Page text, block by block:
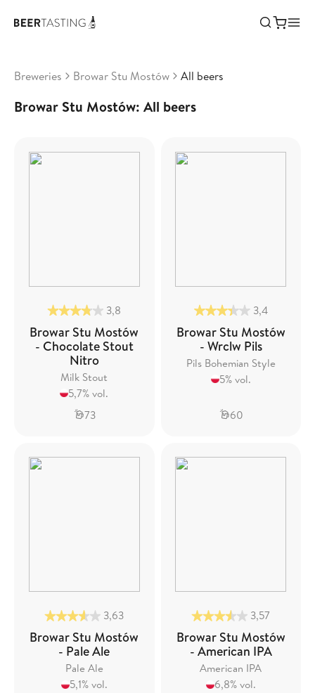
Breweries Browar Stu Mostów All beers
Browar Stu Mostów: All beers
3,8
Browar Stu Mostów
- Chocolate Stout
Nitro
Milk Stout
5,7% vol.
73
3,4
Browar Stu Mostów
- Wrclw Pils
Pils Bohemian Style
5% vol.
60
3,63
Browar Stu Mostów
- Pale Ale
Pale Ale
5,1% vol.
3,57
Browar Stu Mostów
- American IPA
American IPA
6,8% vol.